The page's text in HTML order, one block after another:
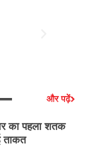
और पढ़ें
का पहला शतक
ताकत